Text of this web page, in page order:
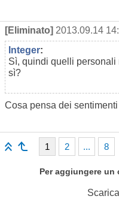
[Eliminato] 2013.09.14
Integer:
Sì, quindi quelli
sì?
Cosa pensa dei
1 2 ... 8
Per aggiungere un
Scarica